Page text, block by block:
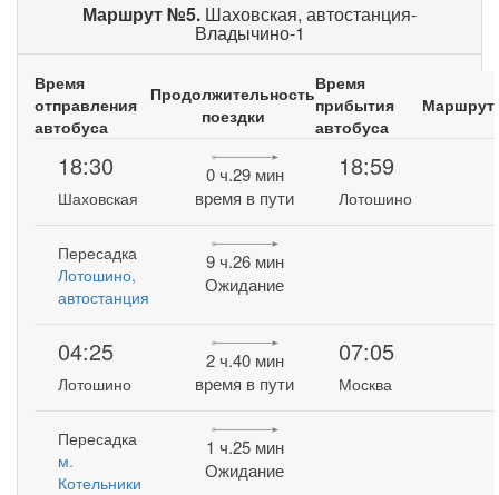
Маршрут №5. Шаховская, автостанция-
Владычино-1
Время
отправления
автобуса
Продолжительность
поездки
Время
прибытия
автобуса
Маршрут
18:30
Шаховская
0 ч.29 мин
время в пути
18:59
Лотошино
Пересадка
Лотошино,
автостанция
9 ч.26 мин
Ожидание
04:25
Лотошино
2 ч.40 мин
время в пути
07:05
Москва
Пересадка
м.
Котельники
1 ч.25 мин
Ожидание